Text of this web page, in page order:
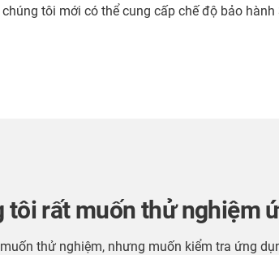
tôi mới có thể cung cấp chế độ bảo
tôi rất muốn thử nghiệm
thử nghiệm, nhưng muốn kiểm tra ứng